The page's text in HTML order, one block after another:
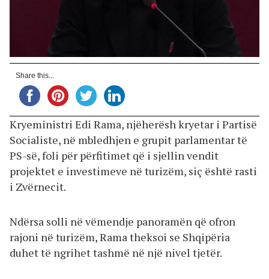
Share this...
Kryeministri Edi Rama, njëherësh kryetar i Partisë
Socialiste, në mbledhjen e grupit parlamentar të
PS-së, foli për përfitimet që i sjellin vendit
projektet e investimeve në turizëm, siç është rasti
i Zvërnecit.
Ndërsa solli në vëmendje panoramën që ofron
rajoni në turizëm, Rama theksoi se Shqipëria
duhet të ngrihet tashmë në një nivel tjetër.